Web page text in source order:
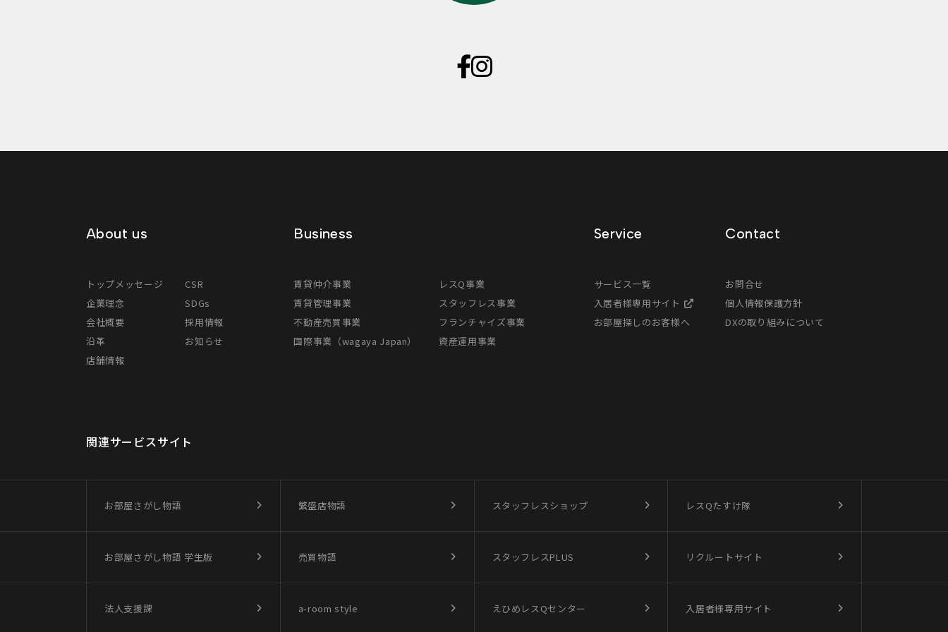
About us
トップメッセージ
企業理念
会社概要
沿革
店舗情報
CSR
SDGs
採用情報
お知らせ
Business
賃貸仲介事業
賃貸管理事業
不動産売買事業
国際事業（wagaya Japan）
レスQ事業
スタッフレス事業
フランチャイズ事業
資産運用事業
Service
サービス一覧
入居者様専用サイト
お部屋探しのお客様へ
Contact
お問合せ
個人情報保護方針
DXの取り組みについて
関連サービスサイト
お部屋さがし物語 繁盛店物語 スタッフレスショップ レスQたすけ隊
お部屋さがし物語 学生版 売買物語 スタッフレスPLUS リクルートサイト
法人支援課 a-room style えひめレスQセンター 入居者様専用サイト